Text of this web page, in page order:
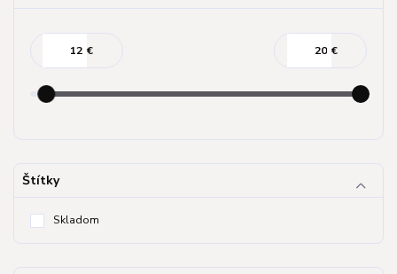
€ €
Štítky
Skladom